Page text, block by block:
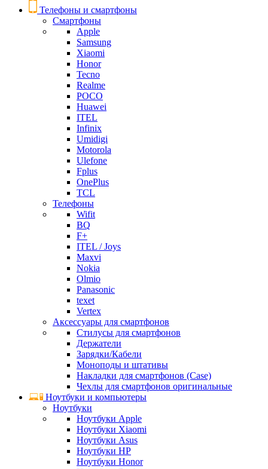
Телефоны и смартфоны
Смартфоны
Apple
Samsung
Xiaomi
Honor
Tecno
Realme
POCO
Huawei
ITEL
Infinix
Umidigi
Motorola
Ulefone
Fplus
OnePlus
TCL
Телефоны
Wifit
BQ
F+
ITEL / Joys
Maxvi
Nokia
Olmio
Panasonic
texet
Vertex
Аксессуары для смартфонов
Стилусы для смартфонов
Держатели
Зарядки/Кабели
Моноподы и штативы
Накладки для смартфонов (Case)
Чехлы для смартфонов оригинальные
Ноутбуки и компьютеры
Ноутбуки
Ноутбуки Apple
Ноутбуки Xiaomi
Ноутбуки Asus
Ноутбуки HP
Ноутбуки Honor